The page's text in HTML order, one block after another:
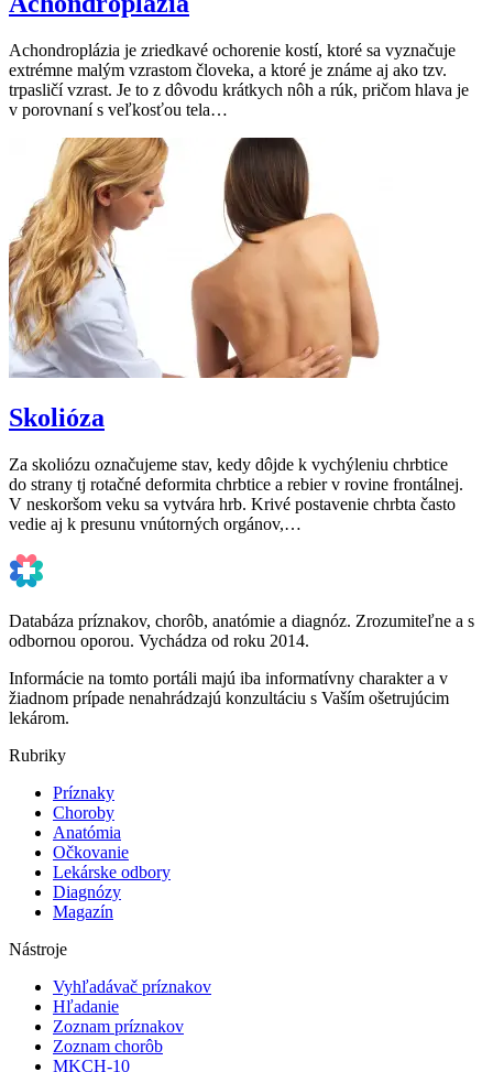
Achondroplázia je zriedkavé ochorenie kostí, ktoré sa vyznačuje
extrémne malým vzrastom človeka, a ktoré je známe aj ako tzv.
trpasličí vzrast. Je to z dôvodu krátkych nôh a rúk, pričom hlava je
v porovnaní s veľkosťou tela…
Skolióza
Za skoliózu označujeme stav, kedy dôjde k vychýleniu chrbtice
do strany tj rotačné deformita chrbtice a rebier v rovine frontálnej.
V neskoršom veku sa vytvára hrb. Krivé postavenie chrbta často
vedie aj k presunu vnútorných orgánov,…
Databáza príznakov, chorôb, anatómie a diagnóz. Zrozumiteľne a s
odbornou oporou. Vychádza od roku 2014.
Informácie na tomto portáli majú iba informatívny charakter a v
žiadnom prípade nenahrádzajú konzultáciu s Vaším ošetrujúcim
lekárom.
Rubriky
Príznaky
Choroby
Anatómia
Očkovanie
Lekárske odbory
Diagnózy
Magazín
Nástroje
Vyhľadávač príznakov
Hľadanie
Zoznam príznakov
Zoznam chorôb
MKCH-10